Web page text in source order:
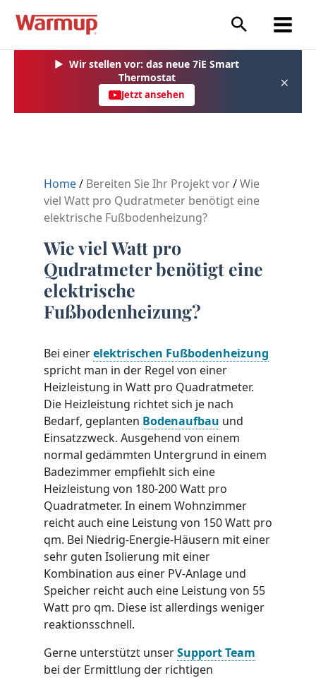
Inhalt
▶ Wir stellen vor: das neue 7iE Smart
Thermostat
Jetzt ansehen
×
Home/ Bereiten Sie Ihr Projekt vor/Wie
viel Watt pro Qudratmeter benötigt eine
elektrische Fußbodenheizung?
Wie viel Watt pro
Qudratmeter benötigt eine
elektrische
Fußbodenheizung?
Bei einerelektrischen Fußbodenheizung
spricht man in der Regel von einer
Heizleistung in Watt pro Quadratmeter.
Die Heizleistung richtet sich je nach
Bedarf, geplanten Bodenaufbau und
Einsatzzweck. Ausgehend von einem
normal gedämmten Untergrund in einem
Badezimmer empfiehlt sich eine
Heizleistung von 180-200 Watt pro
Quadratmeter. In einem Wohnzimmer
reicht auch eine Leistung von 150 Watt pro
qm. Bei Niedrig-Energie-Häusern mit einer
sehr guten Isolierung mit einer
Kombination aus einer PV-Anlage und
Speicher reicht auch eine Leistung von 55
Watt pro qm. Diese ist allerdings weniger
reaktionsschnell.
Gerne unterstützt unserSupport Team
bei der Ermittlung der richtigen